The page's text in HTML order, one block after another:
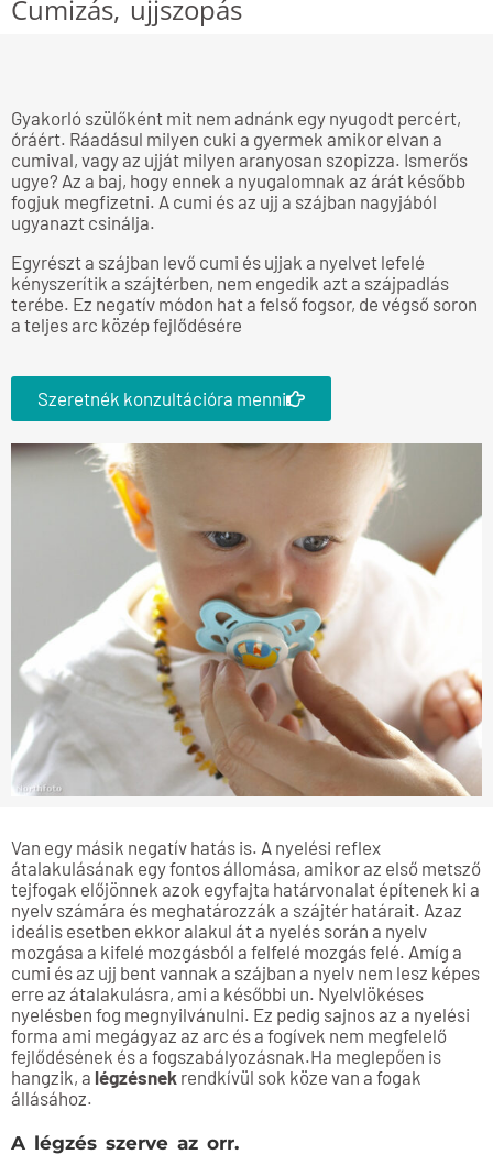
Cumizás, ujjszopás
Gyakorló szülőként mit nem adnánk egy nyugodt percért,
óráért. Ráadásul milyen cuki a gyermek amikor elvan a
cumival, vagy az ujját milyen aranyosan szopizza. Ismerős
ugye? Az a baj, hogy ennek a nyugalomnak az árát később
fogjuk megfizetni. A cumi és az ujj a szájban nagyjából
ugyanazt csinálja.
Egyrészt a szájban levő cumi és ujjak a nyelvet lefelé
kényszerítik a szájtérben, nem engedik azt a szájpadlás
terébe. Ez negatív módon hat a felső fogsor, de végső soron
a teljes arc közép fejlődésére
Szeretnék konzultációra menni
Van egy másik negatív hatás is. A nyelési reflex
átalakulásának egy fontos állomása, amikor az első metsző
tejfogak előjönnek azok egyfajta határvonalat építenek ki a
nyelv számára és meghatározzák a szájtér határait. Azaz
ideális esetben ekkor alakul át a nyelés során a nyelv
mozgása a kifelé mozgásból a felfelé mozgás felé. Amíg a
cumi és az ujj bent vannak a szájban a nyelv nem lesz képes
erre az átalakulásra, ami a későbbi un. Nyelvlökéses
nyelésben fog megnyilvánulni. Ez pedig sajnos az a nyelési
forma ami megágyaz az arc és a fogívek nem megfelelő
fejlődésének és a fogszabályozásnak.Ha meglepően is
hangzik, a légzésnek rendkívül sok köze van a fogak
állásához.
A légzés szerve az orr.